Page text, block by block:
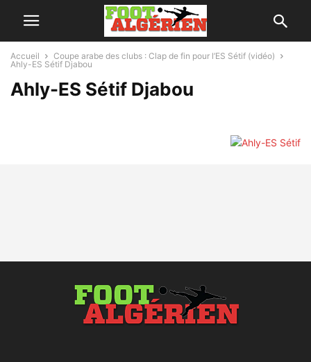
Accueil
Coupe arabe des clubs : Clap de fin pour l’ES Sétif (vidéo)
Ahly-ES Sétif Djabou
Ahly-ES Sétif Djabou